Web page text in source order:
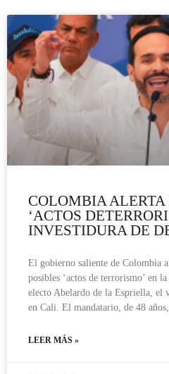
COLOMBIA ALERTA
‘ACTOS
INVESTIDURA DE
El gobierno saliente de Colombia
posibles ‘actos de terrorismo’ en
electo Abelardo de la Espriella, el
en Cali. El mandatario, de 48
LEER MÁS »